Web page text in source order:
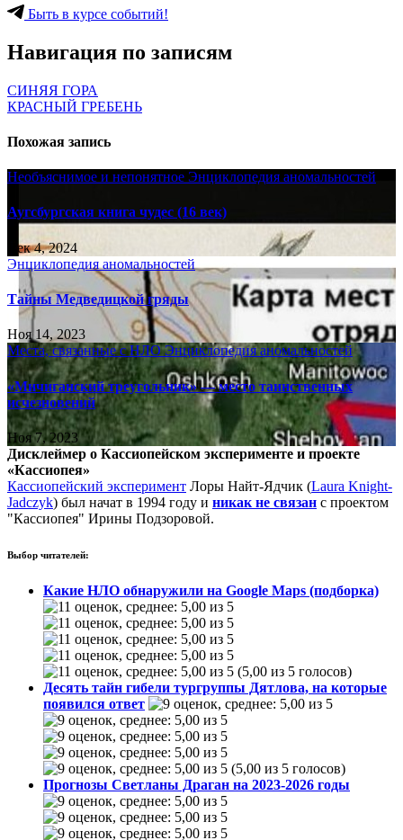
Быть в курсе событий!
Навигация по записям
СИНЯЯ ГОРА
КРАСНЫЙ ГРЕБЕНЬ
Похожая запись
Необъяснимое и непонятное Энциклопедия аномальностей
Аугсбургская книга чудес (16 век)
Дек 4, 2024
Энциклопедия аномальностей
Тайны Медведицкой гряды
Ноя 14, 2023
Места, связанные с НЛОЭнциклопедия аномальностей
«Мичиганский треугольник» — место таинственных
исчезновений
Ноя 7, 2023
Дисклеймер о Кассиопейском эксперименте и проекте
«Кассиопея»
Кассиопейский эксперимент Лоры Найт-Ядчик (Laura Knight-
Jadczyk) был начат в 1994 году и никак не связан с проектом
"Кассиопея" Ирины Подзоровой.
Выбор читателей:
Какие НЛО обнаружили на Google Maps (подборка)
(5,00 из 5 голосов)
Десять тайн гибели тургруппы Дятлова, на которые
появился ответ
(5,00 из 5 голосов)
Прогнозы Светланы Драган на 2023-2026 годы